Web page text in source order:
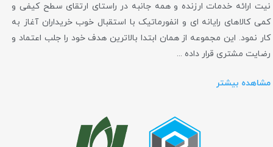
نیت ارائه خدمات ارزنده و همه جانبه در راستای ارتقای سطح کیفی و
کمی کالاهای رایانه ای و انفورماتیک با استقبال خوب خریداران آغاز به
کار نمود. این مجموعه از همان ابتدا بالاترین هدف خود را جلب اعتماد و
رضایت مشتری قرار داده ...
مشاهده بیشتر